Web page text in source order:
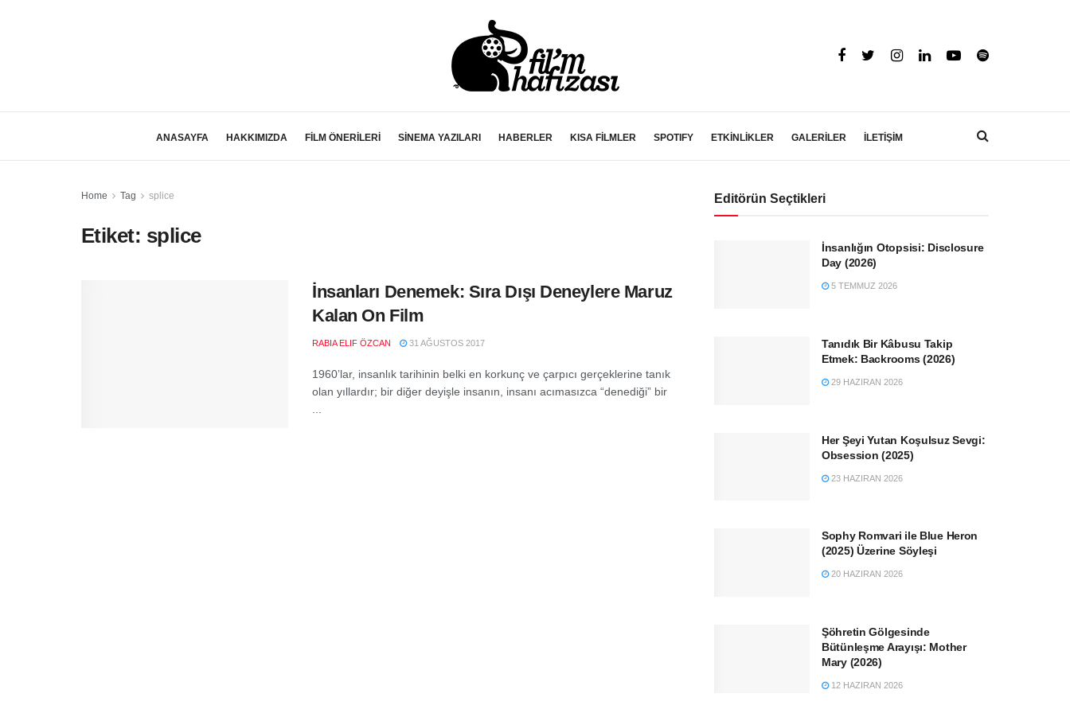
ANASAYFA HAKKIMIZDA FİLM ÖNERİLERİ SİNEMA YAZILARI HABERLER KISA FİLMLER SPOTIFY ETKİNLİKLER GALERİLER İLETİŞİM
Home Tag splice
Etiket: splice
İnsanları Denemek: Sıra Dışı Deneylere Maruz
Kalan On Film
RABIA ELIF ÖZCAN 31 AĞUSTOS 2017
1960’lar, insanlık tarihinin belki en korkunç ve çarpıcı gerçeklerine tanık
olan yıllardır; bir diğer deyişle insanın, insanı acımasızca “denediği” bir
Editörün Seçtikleri
İnsanlığın Otopsisi: Disclosure
Day (2026)
5 TEMMUZ 2026
Tanıdık Bir Kâbusu Takip
Etmek: Backrooms (2026)
29 HAZIRAN 2026
Her Şeyi Yutan Koşulsuz Sevgi:
Obsession (2025)
23 HAZIRAN 2026
Sophy Romvari ile Blue Heron
(2025) Üzerine Söyleşi
20 HAZIRAN 2026
Şöhretin Gölgesinde
Bütünleşme Arayışı: Mother
Mary (2026)
12 HAZIRAN 2026